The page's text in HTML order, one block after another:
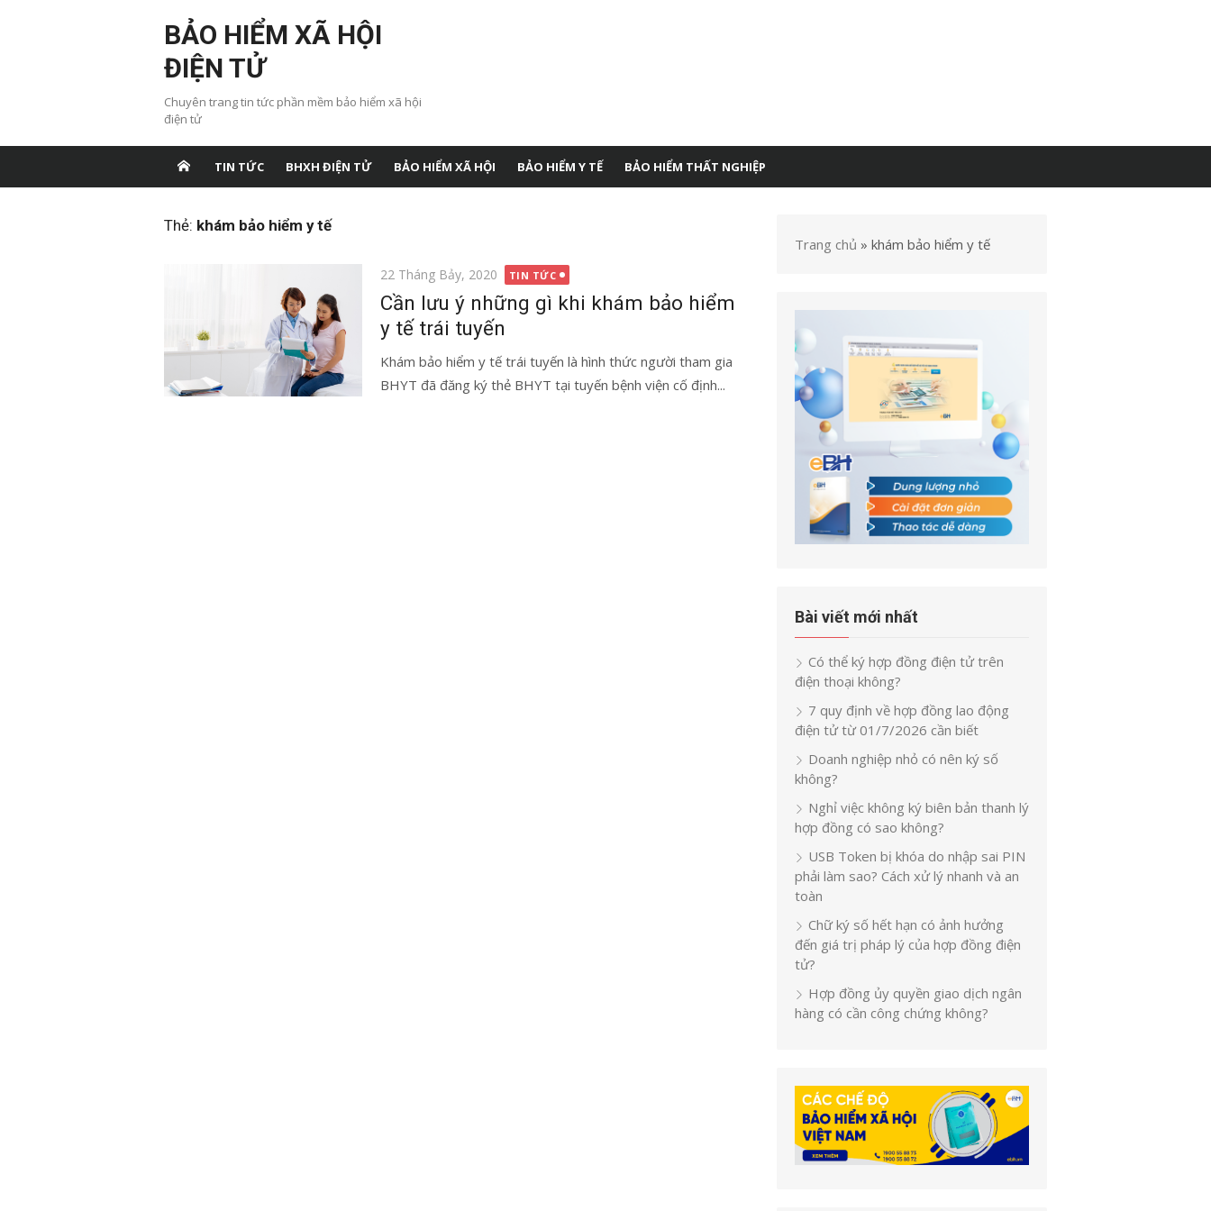
BẢO HIỂM XÃ HỘI
ĐIỆN TỬ
Chuyên trang tin tức phần mềm bảo hiểm xã hội
điện tử
TIN TỨC BHXH ĐIỆN TỬ BẢO HIỂM XÃ HỘI BẢO HIỂM Y TẾ BẢO HIỂM THẤT NGHIỆP
Thẻ: khám bảo hiểm y tế
Đăng
vào
22 Tháng Bảy, 2020 TIN TỨC
Cần lưu ý những gì khi khám bảo hiểm
y tế trái tuyến
Khám bảo hiểm y tế trái tuyến là hình thức người tham gia
BHYT đã đăng ký thẻ BHYT tại tuyến bệnh viện cố định...
Trang chủ » khám bảo hiểm y tế
Bài viết mới nhất
Có thể ký hợp đồng điện tử trên
điện thoại không?
7 quy định về hợp đồng lao động
điện tử từ 01/7/2026 cần biết
Doanh nghiệp nhỏ có nên ký số
không?
Nghỉ việc không ký biên bản thanh lý
hợp đồng có sao không?
USB Token bị khóa do nhập sai PIN
phải làm sao? Cách xử lý nhanh và an
toàn
Chữ ký số hết hạn có ảnh hưởng
đến giá trị pháp lý của hợp đồng điện
tử?
Hợp đồng ủy quyền giao dịch ngân
hàng có cần công chứng không?